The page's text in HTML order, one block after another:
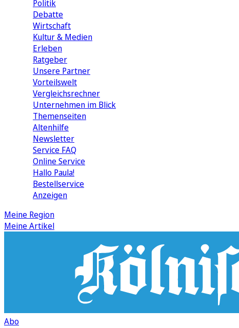
Politik
Debatte
Wirtschaft
Kultur & Medien
Erleben
Ratgeber
Unsere Partner
Vorteilswelt
Vergleichsrechner
Unternehmen im Blick
Themenseiten
Altenhilfe
Newsletter
Service FAQ
Online Service
Hallo Paula!
Bestellservice
Anzeigen
Meine Region
Meine Artikel
Abo